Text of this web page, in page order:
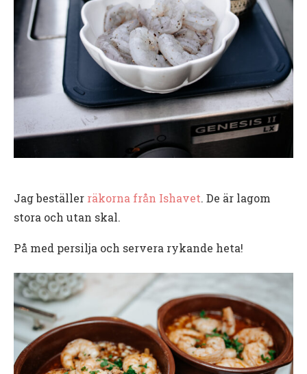
Jag beställer räkorna från Ishavet. De är lagom
stora och utan skal.
På med persilja och servera rykande heta!